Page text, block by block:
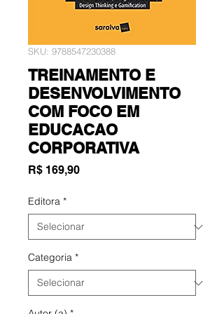
SKU: 9788547230388
TREINAMENTO E
DESENVOLVIMENTO
COM FOCO EM
EDUCACAO
CORPORATIVA
R$ 169,90Preço
Editora *
Categoria *